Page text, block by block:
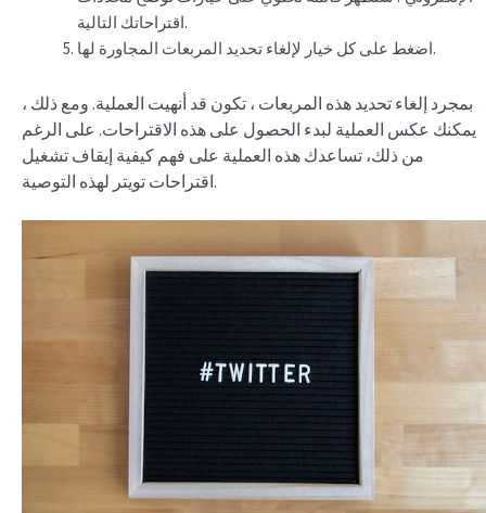
اقتراحاتك التالية.
اضغط على كل خيار لإلغاء تحديد المربعات المجاورة لها.
بمجرد إلغاء تحديد هذه المربعات ، تكون قد أنهيت العملية. ومع ذلك ،
يمكنك عكس العملية لبدء الحصول على هذه الاقتراحات. على الرغم
من ذلك، تساعدك هذه العملية على فهم كيفية إيقاف تشغيل
اقتراحات تويتر لهذه التوصية.